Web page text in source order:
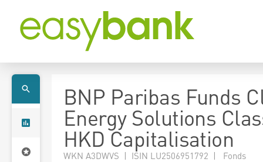
BNP Paribas Funds
Energy Solutions
HKD Capitalisation
WKN A3DWVS | ISIN LU2506951792 | Fonds